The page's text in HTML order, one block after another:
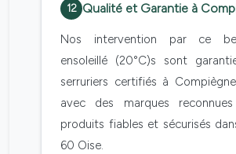
12 Qualité et Garantie à
Nos intervention par ce
ensoleillé (20°C)s sont
serruriers certifiés à
avec des marques
produits fiables et sécurisés
60 Oise.